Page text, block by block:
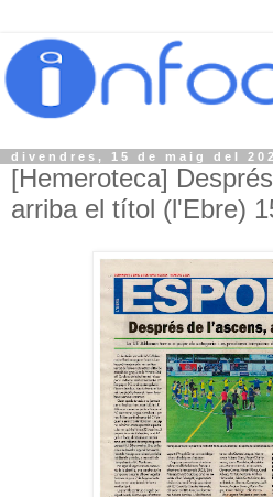
divendres, 15 de maig del
[Hemeroteca]
arriba el títol (l'Ebre)